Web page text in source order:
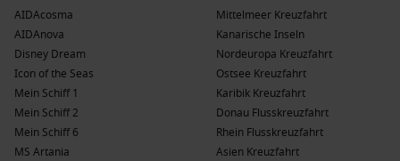
AIDAcosma
AIDAnova
Disney Dream
Icon of the Seas
Mein Schiff 1
Mein Schiff 2
Mein Schiff 6
MS Artania
Mittelmeer Kreuzfahrt
Kanarische Inseln
Nordeuropa Kreuzfahrt
Ostsee Kreuzfahrt
Karibik Kreuzfahrt
Donau Flusskreuzfahrt
Rhein Flusskreuzfahrt
Asien Kreuzfahrt